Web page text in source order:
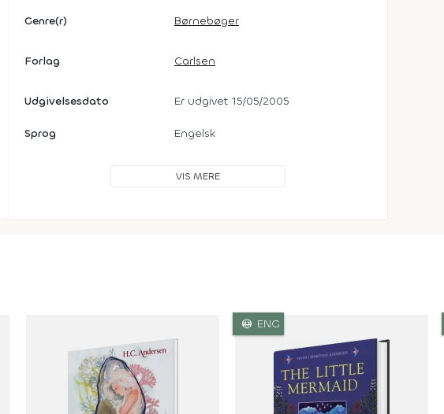
Genre(r) Børnebøger
Forlag Carlsen
Udgivelsesdato Er udgivet 15/05/2005
Sprog Engelsk
VIS MERE
language ENG